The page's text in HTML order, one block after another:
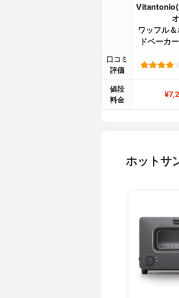
Vitantonio(
ワッフル
ドベーカ
口コミ
評価
値段
料金
ホットサ